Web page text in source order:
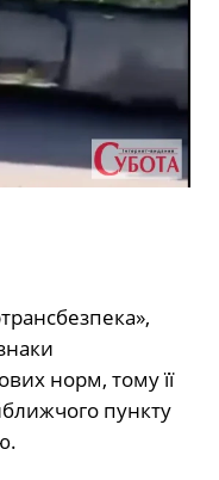
норм, тому її
пункту